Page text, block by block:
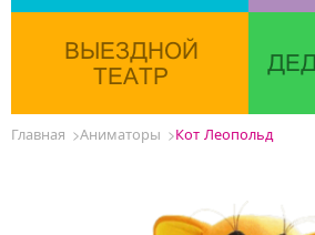
ВЫЕЗДНОЙ
ТЕАТР
Главная Аниматоры Кот Леопольд